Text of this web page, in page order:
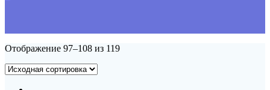
Отображение 97–108 из 119